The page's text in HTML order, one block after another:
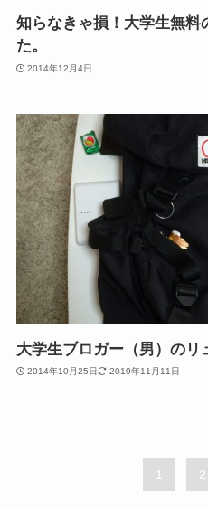
知らなきゃ損！大学生無料
た。
2014年12月4日
大学生ブロガー（男）のリ
2014年10月25日 2019年11月11日
1 2